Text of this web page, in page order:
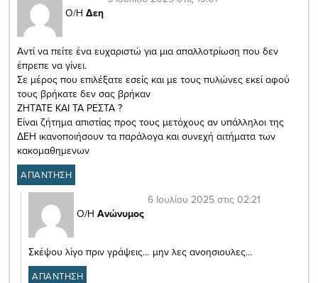
Ο/Η Δεη
Αντί να πείτε ένα ευχαριστώ για μια απαλλοτρίωση που δεν
έπρεπε να γίνει.
Σε μέρος που επιλέξατε εσείς και με τους πυλώνες εκεί αφού
τους βρήκατε δεν σας βρήκαν
ΖΗΤΆΤΕ ΚΑΙ ΤΑ ΡΕΣΤΑ ?
Είναι ζήτημα απιστίας προς τους μετόχους αν υπάλληλοι της
ΔΕΗ ικανοποιήσουν τα παράλογα και συνεχή αιτήματα των
κακομαθημενων
ΑΠΑΝΤΗΣΗ
Ο/Η Ανώνυμος
6 Ιουλίου 2025 στις 02:21
Σκέψου λίγο πριν γράψεις… μην λες ανοησιουλες…
ΑΠΑΝΤΗΣΗ